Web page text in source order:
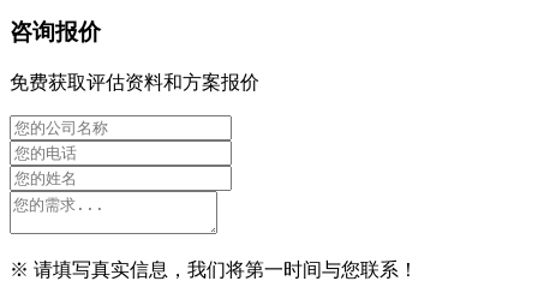
咨询报价
免费获取评估资料和方案报价
※ 请填写真实信息，我们将第一时间与您联系！